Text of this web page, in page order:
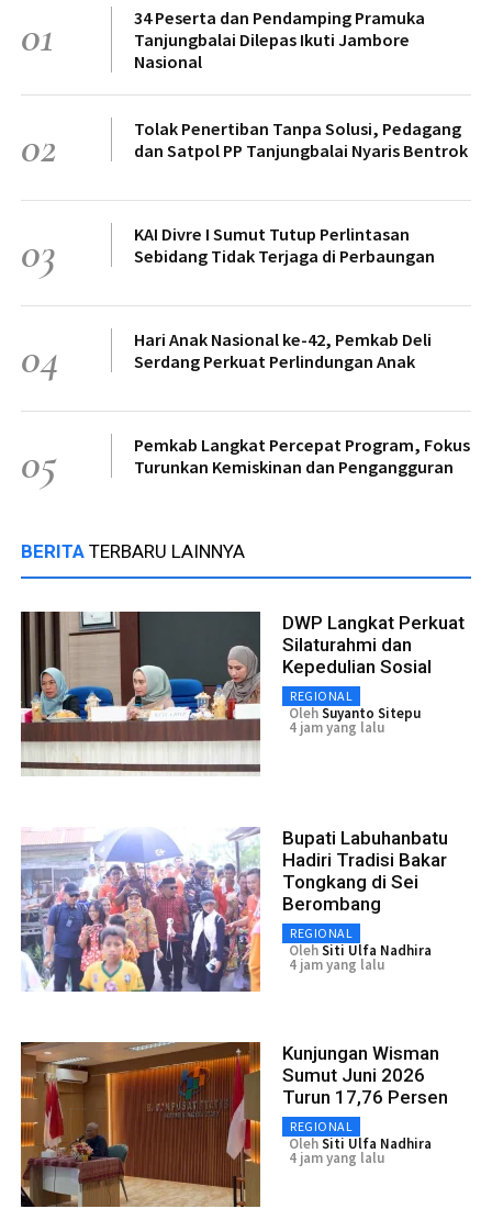
01
34 Peserta dan Pendamping Pramuka
Tanjungbalai Dilepas Ikuti Jambore
Nasional
02
Tolak Penertiban Tanpa Solusi, Pedagang
dan Satpol PP Tanjungbalai Nyaris Bentrok
03
KAI Divre I Sumut Tutup Perlintasan
Sebidang Tidak Terjaga di Perbaungan
04
Hari Anak Nasional ke-42, Pemkab Deli
Serdang Perkuat Perlindungan Anak
05
Pemkab Langkat Percepat Program, Fokus
Turunkan Kemiskinan dan Pengangguran
BERITA TERBARU LAINNYA
DWP Langkat Perkuat
Silaturahmi dan
Kepedulian Sosial
REGIONAL
OlehSuyanto Sitepu
4 jam yang lalu
Bupati Labuhanbatu
Hadiri Tradisi Bakar
Tongkang di Sei
Berombang
REGIONAL
OlehSiti Ulfa Nadhira
4 jam yang lalu
Kunjungan Wisman
Sumut Juni 2026
Turun 17,76 Persen
REGIONAL
OlehSiti Ulfa Nadhira
4 jam yang lalu